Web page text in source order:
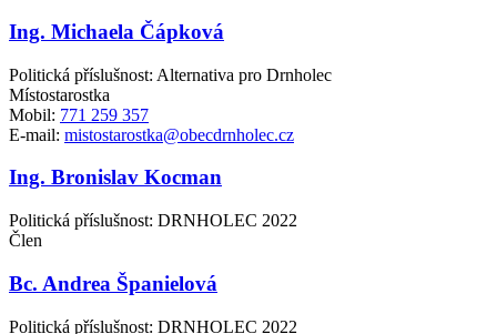
Ing. Michaela Čápková
Politická příslušnost: Alternativa pro Drnholec
Místostarostka
Mobil: 771 259 357
E-mail: mistostarostka@obecdrnholec.cz
Ing. Bronislav Kocman
Politická příslušnost: DRNHOLEC 2022
Člen
Bc. Andrea Španielová
Politická příslušnost: DRNHOLEC 2022